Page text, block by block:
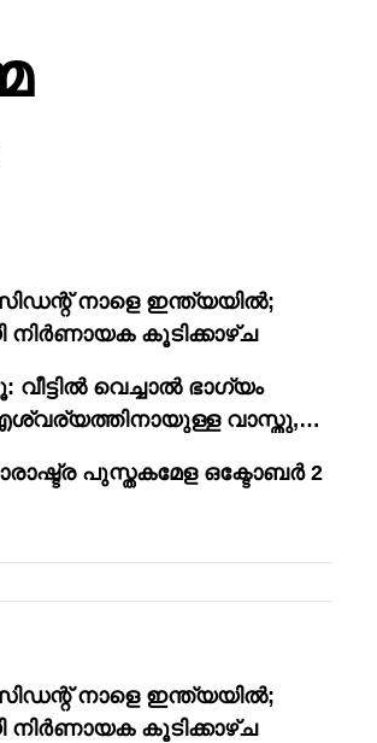
നാളെ ഇന്ത്യയിൽ;
നിർണായക കൂടിക്കാഴ്ച
വീട്ടിൽ വെച്ചാൽ ഭാഗ്യം
വാസ്തു,
പുസ്തകമേള ഒക്ടോബർ 2
നാളെ ഇന്ത്യയിൽ;
നിർണായക കൂടിക്കാഴ്ച